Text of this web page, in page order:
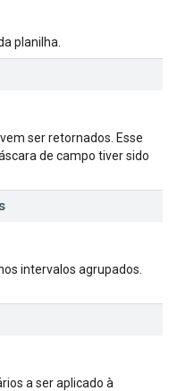
planilha.
ser retornados. Esse
de campo tiver sido
intervalos agrupados.
a ser aplicado à